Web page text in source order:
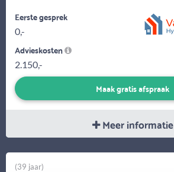
Eerste gesprek
0,-
Advieskosten
2.150,-
Maak gratis afspraak
Meer informatie
(39 jaar)